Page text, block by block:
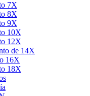
7X
8X
9X
10X
12X
de 14X
16X
18X